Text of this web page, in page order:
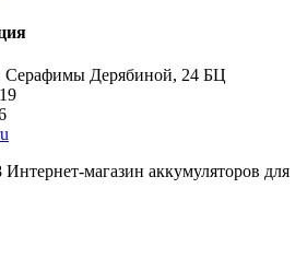
Серафимы Дерябиной, 24 БЦ
магазин аккумуляторов для